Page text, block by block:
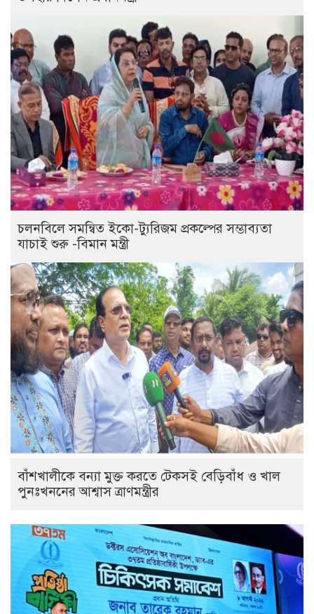
চলনবিলে সমন্বিত ইকো-ট্যুরিজম প্রকল্পের সম্ভাব্যতা
যাচাই শুরু -বিমান মন্ত্রী
বাঁশখালীকে বন্যা মুক্ত করতে টেকসই বেড়িবাঁধ ও খাল
পুনঃখননের আশ্বাস ত্রাণমন্ত্রীর